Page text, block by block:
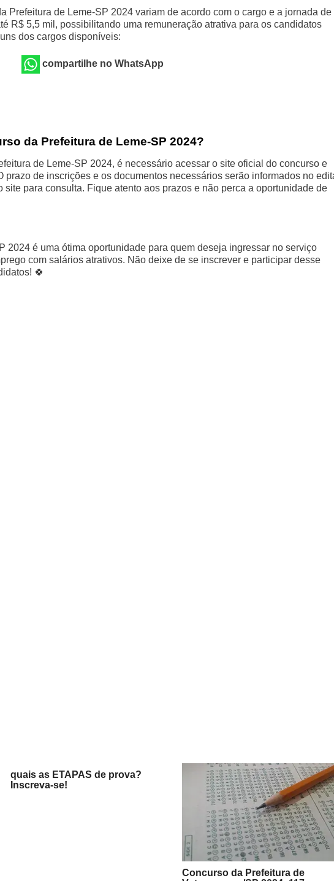
Prefeitura de Leme-SP 2024 variam de acordo com o cargo e a jornada de
R$ 5,5 mil, possibilitando uma remuneração atrativa para os candidatos
dos cargos disponíveis:
compartilhe no WhatsApp
da Prefeitura de Leme-SP 2024?
de Leme-SP 2024, é necessário acessar o site oficial do concurso e
prazo de inscrições e os documentos necessários serão informados no
para consulta. Fique atento aos prazos e não perca a oportunidade de
2024 é uma ótima oportunidade para quem deseja ingressar no serviço
com salários atrativos. Não deixe de se inscrever e participar desse
🍀
quais as ETAPAS de prova?
Inscreva-se!
Concurso da Prefeitura de